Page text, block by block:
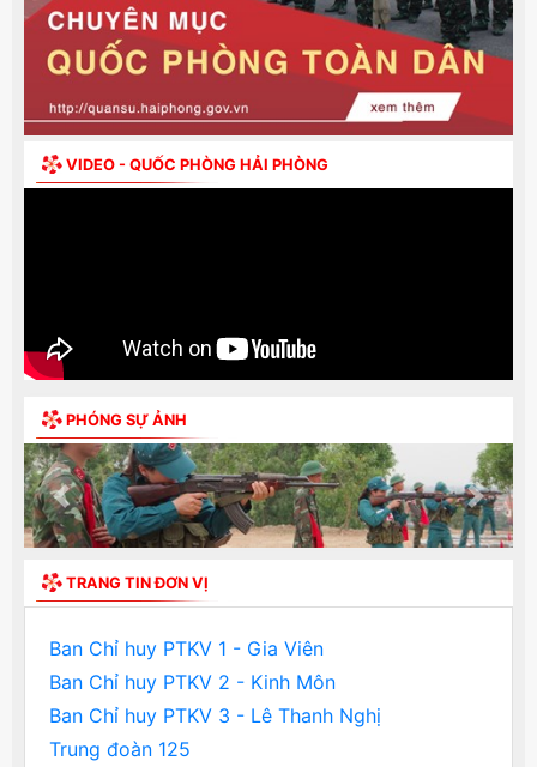
VIDEO - QUỐC PHÒNG HẢI PHÒNG
PHÓNG SỰ ẢNH
Previous Next
TRANG TIN ĐƠN VỊ
Ban Chỉ huy PTKV 1 - Gia Viên
Ban Chỉ huy PTKV 2 - Kinh Môn
Ban Chỉ huy PTKV 3 - Lê Thanh Nghị
Trung đoàn 125